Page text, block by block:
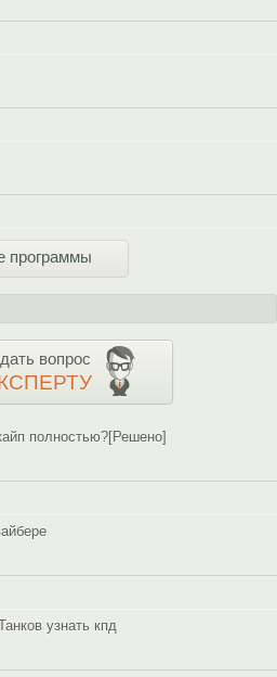
программы
вопрос
полностью?[Решено]
узнать кпд